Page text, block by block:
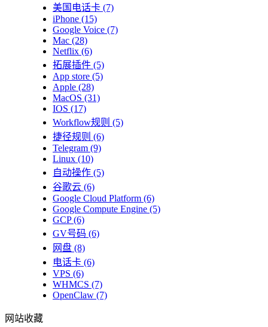
美国电话卡 (7)
iPhone (15)
Google Voice (7)
Mac (28)
Netflix (6)
拓展插件 (5)
App store (5)
Apple (28)
MacOS (31)
IOS (17)
Workflow规则 (5)
捷径规则 (6)
Telegram (9)
Linux (10)
自动操作 (5)
谷歌云 (6)
Google Cloud Platform (6)
Google Compute Engine (5)
GCP(6)
GV号码 (6)
网盘 (8)
电话卡 (6)
VPS (6)
WHMCS (7)
OpenClaw (7)
网站收藏